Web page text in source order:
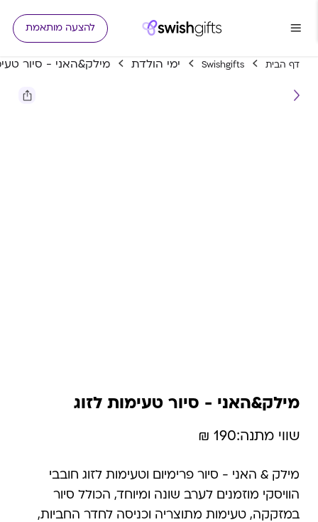
להצעה מותאמת
דף הבית Swishgifts ימי הולדת מילק&האני - סיור
מילק&האני - סיור טעימות לזוג
שווי מתנה:190 ₪
מילק & האני - סיור פרימיום וטעימות לזוג חובבי
הוויסקי מוזמנים לערב שונה ומיוחד, הכולל סיור
במזקקה, טעימות מתוצריה וכניסה לחדר החביות,